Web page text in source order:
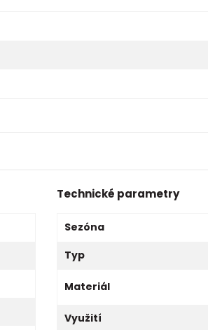
Technické parametry
Sezóna
Typ
Materiál
Využití